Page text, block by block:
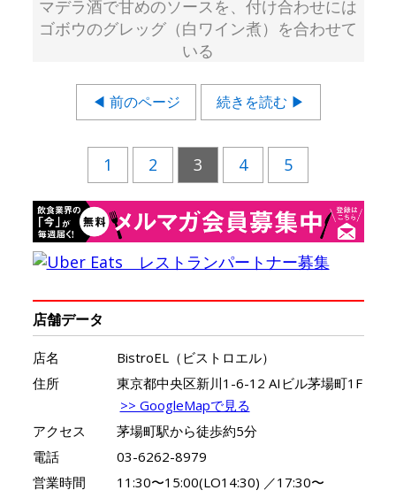
マデラ酒で甘めのソースを、付け合わせには
ゴボウのグレッグ（白ワイン煮）を合わせて
いる
◀ 前のページ 続きを読む ▶
1 2 3 4 5
店舗データ
店名
BistroEL（ビストロエル）
住所
東京都中央区新川1-6-12 AIビル茅場町1F
>> GoogleMapで見る
アクセス
茅場町駅から徒歩約5分
電話
03-6262-8979
営業時間
11:30〜15:00(LO14:30) ／17:30〜